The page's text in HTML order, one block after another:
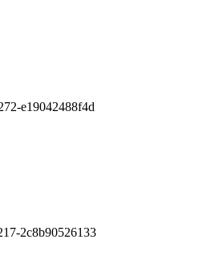
e19042488f4d
2c8b90526133